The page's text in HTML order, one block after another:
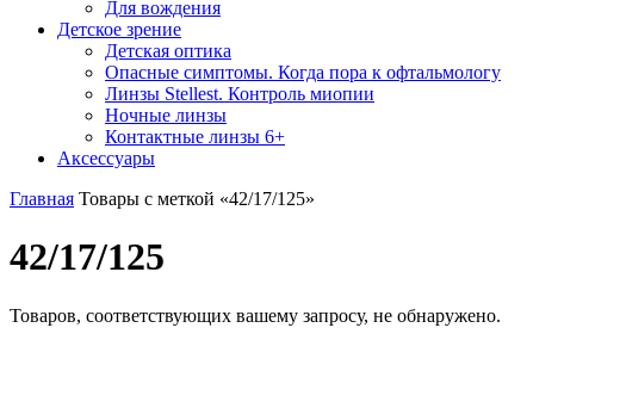
Для вождения
Детское зрение
Детская оптика
Опасные симптомы. Когда пора к офтальмологу
Линзы Stellest. Контроль миопии
Ночные линзы
Контактные линзы 6+
Аксессуары
Главная Товары с меткой «42/17/125»
42/17/125
Товаров, соответствующих вашему запросу, не обнаружено.